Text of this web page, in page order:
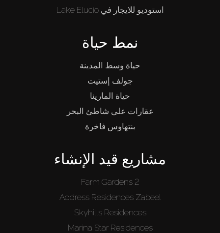
استوديو للايجار في Lake Elucio
نمط حياة
حياة وسط المدينة
جولف إستيت
حياة المارينا
عقارات على شاطئ البحر
بنتهاوس فاخرة
مشاريع قيد الإنشاء
Farm Gardens 2
Address Residences Zabeel
Skyhills Residences
Marina Star Residences